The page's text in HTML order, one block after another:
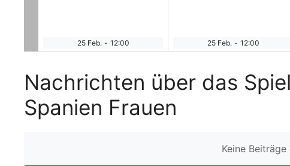
25 Feb. - 12:00 25 Feb. - 12:00
Nachrichten über das
Spanien Frauen
Keine